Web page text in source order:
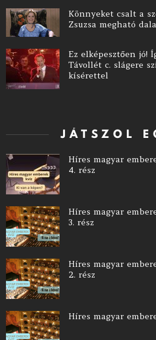
Könnyeket csalt a
Zsuzsa megható
Ez elképesztően jó!
Távollét c. slágere
kísérettel
JÁTSZOL
Híres magyar
4. rész
Híres magyar
3. rész
Híres magyar
2. rész
Híres magyar